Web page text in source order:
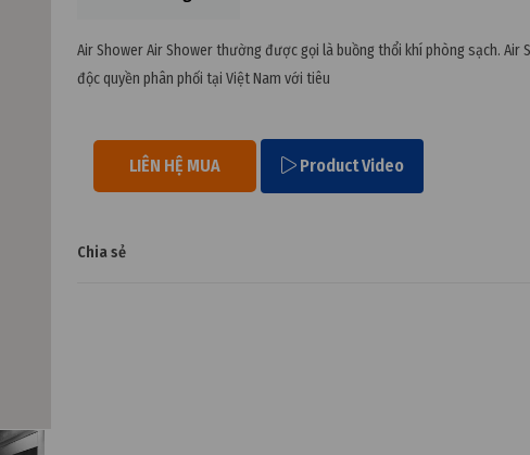
Air Shower Air Shower thường được gọi là buồng thổi khí phòng sạch. Air
độc quyền phân phối tại Việt Nam với tiêu
LIÊN HỆ MUA Product Video
Chia sẻ